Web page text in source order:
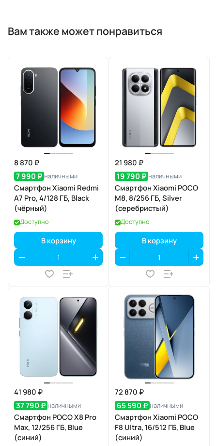
Вам также может понравиться
8 870 ₽
7 990 ₽ наличными
Смартфон Xiaomi Redmi
A7 Pro, 4/128 ГБ, Black
(чёрный)
Доступно
В корзину
21 980 ₽
19 790 ₽ наличными
Смартфон Xiaomi POCO
M8, 8/256 ГБ, Silver
(серебристый)
Доступно
В корзину
41 980 ₽
37 790 ₽ наличными
Смартфон POCO X8 Pro
Max, 12/256 ГБ, Blue
(синий)
72 870 ₽
65 590 ₽ наличными
Смартфон Xiaomi POCO
F8 Ultra, 16/512 ГБ, Blue
(синий)